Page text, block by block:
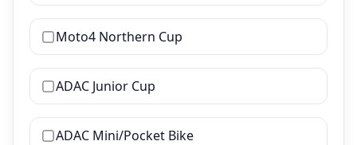
Moto4 Northern Cup
ADAC Junior Cup
ADAC Mini/Pocket Bike